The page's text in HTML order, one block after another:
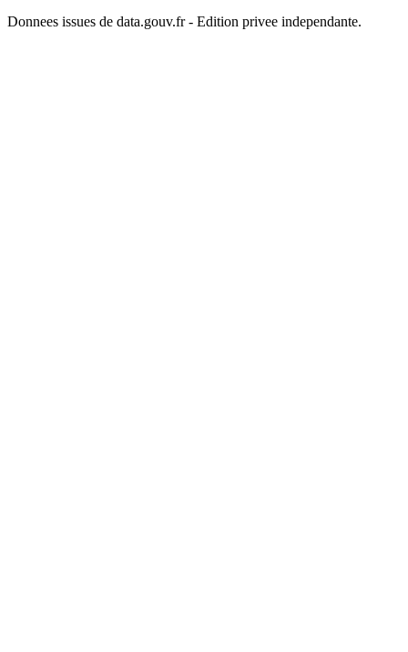
Donnees issues de data.gouv.fr - Edition privee independante.